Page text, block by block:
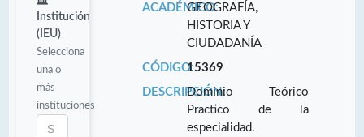
Institución
(IEU)
Selecciona
una o
más
instituciones
ACADÉMICO:GEOGRAFÍA,
HISTORIA Y
CIUDADANÍA
CÓDIGO:15369
DESCRIPCIÓN:Dominio Teórico
Practico de la
especialidad.